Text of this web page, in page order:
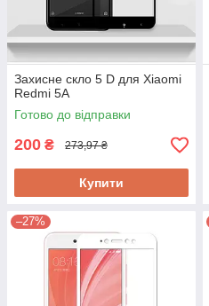
Захисне скло 5 D для Xiaomi
Redmi 5A
Готово до відправки
200 ₴ 273,97 ₴
Купити
–27%